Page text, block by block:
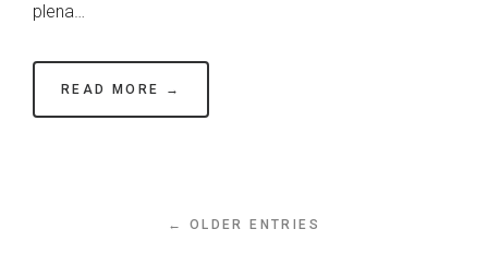
plena…
READ MORE →
← OLDER ENTRIES